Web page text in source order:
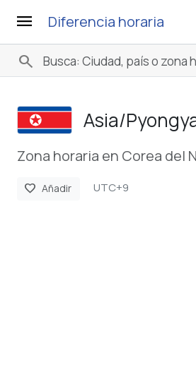
menu Diferencia horaria
search
Asia/­
Zona horaria en Corea del
favorite Añadir UTC+9